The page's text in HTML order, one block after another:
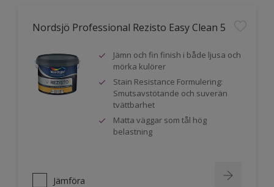
Nordsjö Professional Rezisto Easy Clean 5
Jämn och fin finish i både ljusa och
mörka kulörer
Stain Resistance Formulering:
Smutsavstötande och suverän
tvättbarhet
Matta väggar som tål hög
belastning
Jämföra